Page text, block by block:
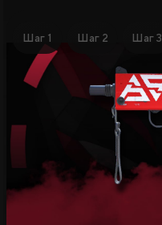
Шаг 1 Шаг 2 Шаг 3